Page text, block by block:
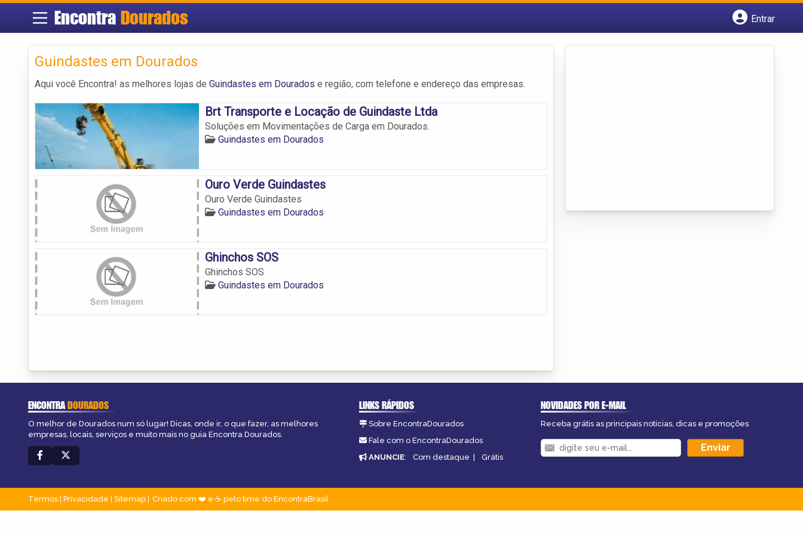
Encontra Dourados
Entrar
Guindastes em Dourados
Aqui você Encontra! as melhores lojas de Guindastes em Dourados e região, com telefone e endereço das empresas.
Brt Transporte e Locação de Guindaste Ltda
Soluções em Movimentações de Carga em Dourados.
Guindastes em Dourados
Ouro Verde Guindastes
Ouro Verde Guindastes
Guindastes em Dourados
Ghinchos SOS
Ghinchos SOS
Guindastes em Dourados
ENCONTRADOURADOS
O melhor de Dourados num só lugar! Dicas, onde ir, o que fazer, as melhores
empresas, locais, serviços e muito mais no guia Encontra Dourados.
LINKS RÁPIDOS
Sobre EncontraDourados
Fale com o EncontraDourados
ANUNCIE: Com destaque | Grátis
NOVIDADES POR E-MAIL
Receba grátis as principais notícias, dicas e promoções
Termos Privacidade Sitemap Criado com ❤️ e ☕ pelo time do EncontraBrasil